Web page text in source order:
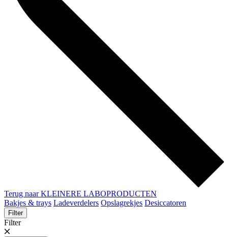
Terug naar KLEINERE LABOPRODUCTEN
Bakjes & trays Ladeverdelers Opslagrekjes Desiccatoren
Filter
Filter